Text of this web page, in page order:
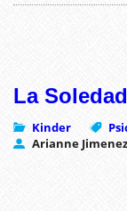
La Soledad
Kinder
Arianne Jimenez